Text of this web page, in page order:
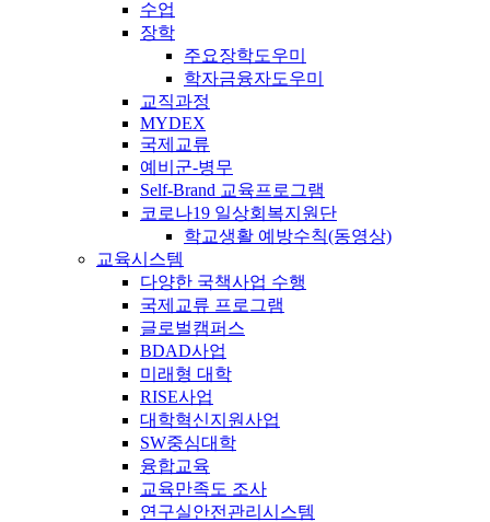
수업
장학
주요장학도우미
학자금융자도우미
교직과정
MYDEX
국제교류
예비군-병무
Self-Brand 교육프로그램
코로나19 일상회복지원단
학교생활 예방수칙(동영상)
교육시스템
다양한 국책사업 수행
국제교류 프로그램
글로벌캠퍼스
BDAD사업
미래형 대학
RISE사업
대학혁신지원사업
SW중심대학
융합교육
교육만족도 조사
연구실안전관리시스템